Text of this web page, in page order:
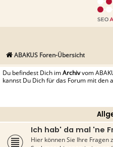
ABAKUS Foren-Übersicht
Du befindest Dich imArchivvom
kannst Du Dich für das Forum mit den
Ich hab' da mal 'ne
Hier können Sie Ihre Fragen